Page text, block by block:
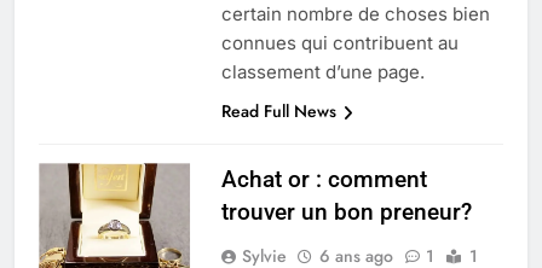
certain nombre de choses bien
connues qui contribuent au
classement d’une page.
Read Full News
Achat or : comment
trouver un bon preneur?
Sylvie 6 ans ago 1 1
Infection chronique de l’oreille :
tout ce qu’il faut savoir sur les
6